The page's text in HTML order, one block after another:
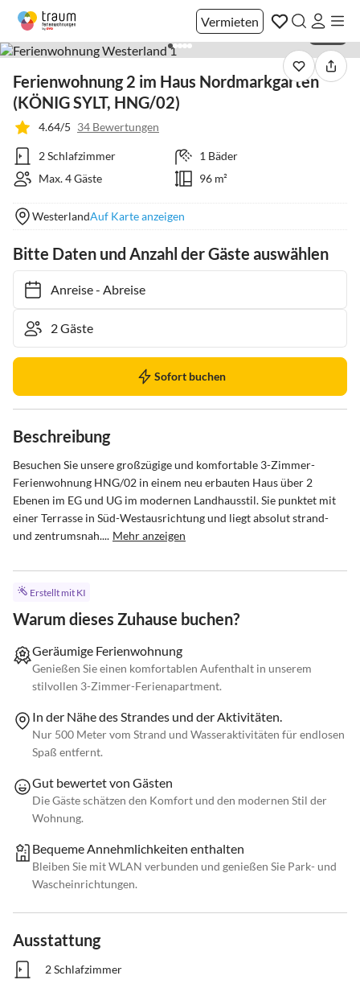
Vermieten
Ferienwohnung 2 im Haus Nordmarkgarten
(KÖNIG SYLT, HNG/02)
4.64/5 34 Bewertungen
2 Schlafzimmer
1 Bäder
Max. 4 Gäste
96 m²
WesterlandAuf Karte anzeigen
Bitte Daten und Anzahl der Gäste auswählen
Anreise- Abreise
Sofort buchen
Beschreibung
Besuchen Sie unsere großzügige und komfortable 3-Zimmer-
Ferienwohnung HNG/02 in einem neu erbauten Haus über 2
Ebenen im EG und UG im modernen Landhausstil. Sie punktet mit
einer Terrasse in Süd-Westausrichtung und liegt absolut strand-
und zentrumsnah.... Mehr anzeigen
Erstellt mit KI
Warum dieses Zuhause buchen?
Geräumige Ferienwohnung
Genießen Sie einen komfortablen Aufenthalt in unserem
stilvollen 3-Zimmer-Ferienapartment.
In der Nähe des Strandes und der Aktivitäten.
Nur 500 Meter vom Strand und Wasseraktivitäten für endlosen
Spaß entfernt.
Gut bewertet von Gästen
Die Gäste schätzen den Komfort und den modernen Stil der
Wohnung.
Bequeme Annehmlichkeiten enthalten
Bleiben Sie mit WLAN verbunden und genießen Sie Park- und
Wascheinrichtungen.
Ausstattung
2 Schlafzimmer